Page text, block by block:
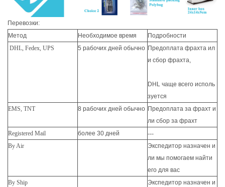
Перевозки:
Метод
Необходимое время
Подробности
DHL, Fedex, UPS
5 рабочих дней обычно Предоплата фрахта ил
и сбор фрахта,
DHL чаще всего исполь
зуется
EMS, TNT
8 рабочих дней обычно Предоплата за фрахт и
ли сбор за фрахт
Registered Mail
более 30 дней
---
By Air
Экспедитор назначен и
ли мы помогаем найти
его для вас
By Ship
Экспедитор назначен и